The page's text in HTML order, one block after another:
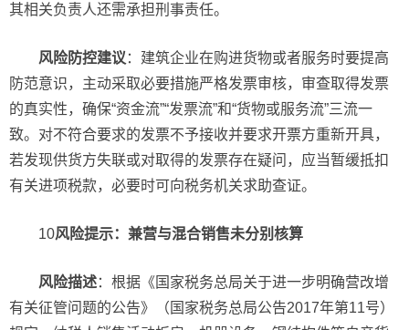
其相关负责人还需承担刑事责任。
风险防控建议 ：建筑企业在购进货物或者服务时要提高
防范意识，主动采取必要措施严格发票审核，审查取得发票
的真实性，确保“资金流”“发票流”和“货物或服务流”三流一
致。对不符合要求的发票不予接收并要求开票方重新开具，
若发现供货方失联或对取得的发票存在疑问，应当暂缓抵扣
有关进项税款，必要时可向税务机关求助查证。
10风险提示：兼营与混合销售未分别核算
风险描述：根据《国家税务总局关于进一步明确营改增
有关征管问题的公告》（国家税务总局公告2017年第11号）